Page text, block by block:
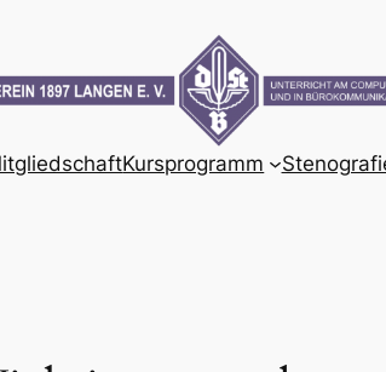
Kursprogramm